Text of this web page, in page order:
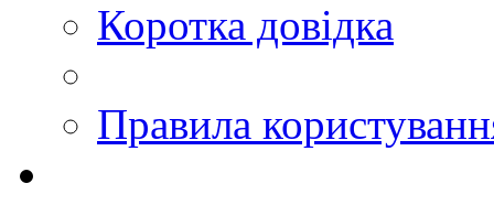
Коротка довідка
Правила